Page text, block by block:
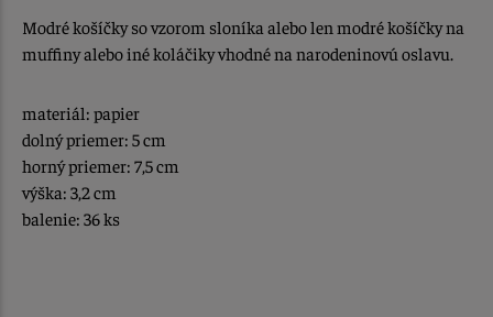
Modré košíčky so vzorom sloníka alebo len modré košíčky na
muffiny alebo iné koláčiky vhodné na narodeninovú oslavu.
materiál: papier
dolný priemer: 5 cm
horný priemer: 7,5 cm
výška: 3,2 cm
balenie: 36 ks